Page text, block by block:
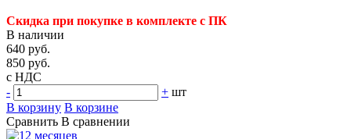
Скидка при покупке в комплекте с ПК
В наличии
640 руб.
850 руб.
с НДС
-
+ шт
В корзину В корзине
Сравнить В сравнении